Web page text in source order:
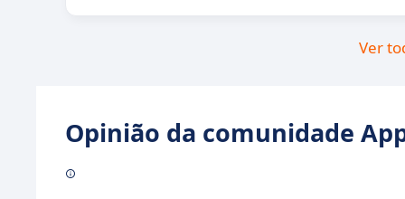
Ver
Opinião da comunidade